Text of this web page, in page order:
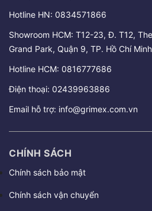
Hotline HN: 0834571866
Showroom HCM: T12-23, Đ. T12,
Grand Park, Quận 9, TP. Hồ Chí Minh
Hotline HCM: 0816777686
Điện thoại: 02439963886
Email hỗ trợ: info@grimex.com.vn
CHÍNH SÁCH
Chính sách bảo mật
Chính sách vận chuyển